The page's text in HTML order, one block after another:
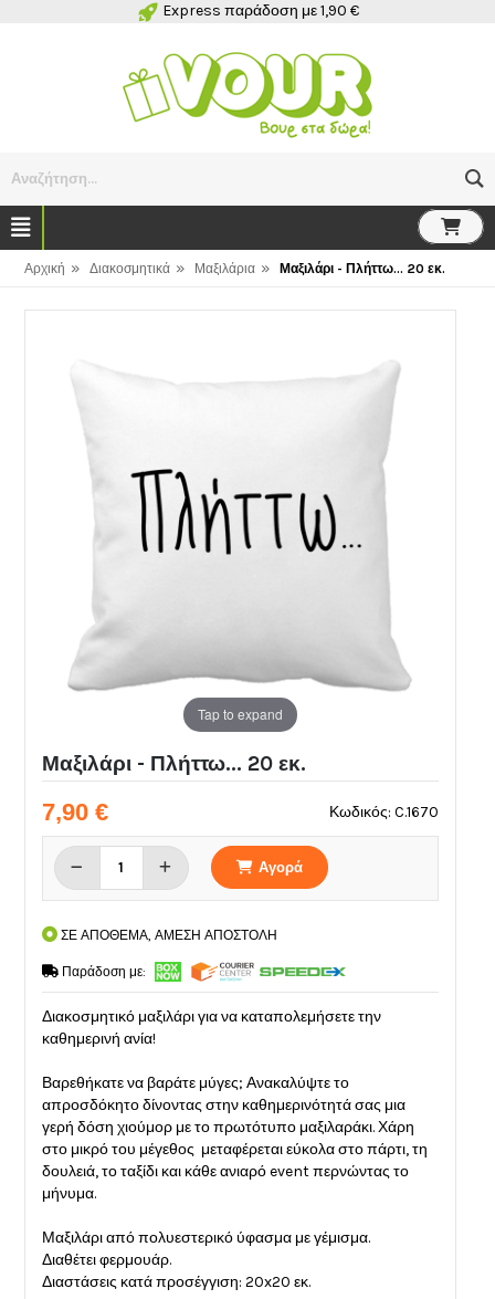
Express παράδοση με 1,90 €
Αναζήτηση...
Αρχική » Διακοσμητικά » Μαξιλάρια » Μαξιλάρι - Πλήττω... 20 εκ.
Tap to expand
Μαξιλάρι - Πλήττω... 20 εκ.
Κωδικός: C.1670
7,90 €
Αγορά
ΣΕ ΑΠΟΘΕΜΑ, ΑΜΕΣΗ ΑΠΟΣΤΟΛΗ
Παράδοση με:
Διακοσμητικό μαξιλάρι για να καταπολεμήσετε την
καθημερινή ανία!
Βαρεθήκατε να βαράτε μύγες; Ανακαλύψτε το
απροσδόκητο δίνοντας στην καθημερινότητά σας μια
γερή δόση χιούμορ με το πρωτότυπο μαξιλαράκι. Χάρη
στο μικρό του μέγεθος μεταφέρεται εύκολα στο πάρτι, τη
δουλειά, το ταξίδι και κάθε ανιαρό event περνώντας το
μήνυμα.
Μαξιλάρι από πολυεστερικό ύφασμα με γέμισμα.
Διαθέτει φερμουάρ.
Διαστάσεις κατά προσέγγιση: 20x20 εκ.